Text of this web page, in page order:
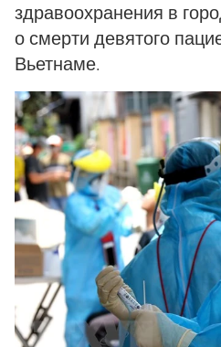
здравоохранения в
о смерти девятого
Вьетнаме.